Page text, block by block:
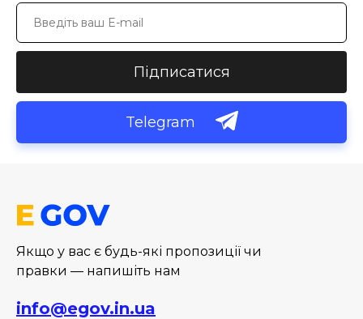
Підписатися
Telegram
Якщо у вас є будь-які пропозиції чи
правки — напишіть нам
info@egov.in.ua